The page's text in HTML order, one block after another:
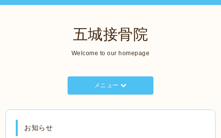
五城接骨院
Welcome to our homepage
メニュー
お知らせ